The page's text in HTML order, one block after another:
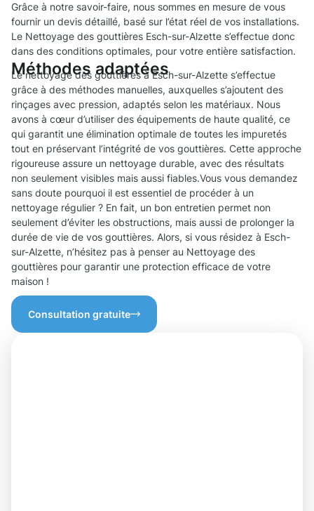
Grâce à notre savoir-faire, nous sommes en mesure de vous
fournir un devis détaillé, basé sur l’état réel de vos installations.
Le Nettoyage des gouttières Esch-sur-Alzette s’effectue donc
dans des conditions optimales, pour votre entière satisfaction.
Méthodes adaptées
Le nettoyage des gouttières à Esch-sur-Alzette s’effectue
grâce à des méthodes manuelles, auxquelles s’ajoutent des
rinçages avec pression, adaptés selon les matériaux. Nous
avons à cœur d’utiliser des équipements de haute qualité, ce
qui garantit une élimination optimale de toutes les impuretés
tout en préservant l’intégrité de vos gouttières. Cette approche
rigoureuse assure un nettoyage durable, avec des résultats
non seulement visibles mais aussi fiables.Vous vous demandez
sans doute pourquoi il est essentiel de procéder à un
nettoyage régulier ? En fait, un bon entretien permet non
seulement d’éviter les obstructions, mais aussi de prolonger la
durée de vie de vos gouttières. Alors, si vous résidez à Esch-
sur-Alzette, n’hésitez pas à penser au Nettoyage des
gouttières pour garantir une protection efficace de votre
maison !
Consultation gratuite